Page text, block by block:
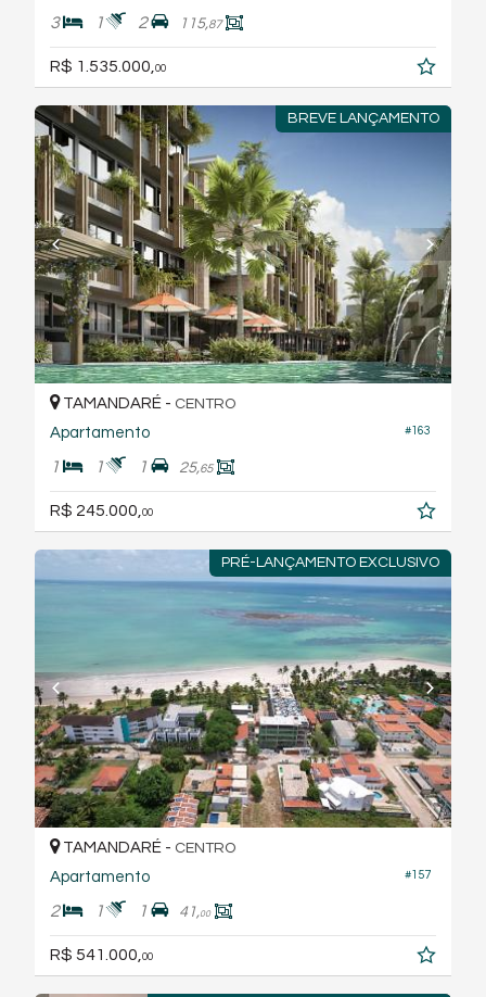
3 1 2 115,87
R$ 1.535.000, 00
BREVE LANÇAMENTO
#163
TAMANDARÉ - CENTRO
Apartamento
1 1 1 25,65
R$ 245.000, 00
PRÉ-LANÇAMENTO EXCLUSIVO
#157
TAMANDARÉ - CENTRO
Apartamento
2 1 1 41,00
R$ 541.000,00